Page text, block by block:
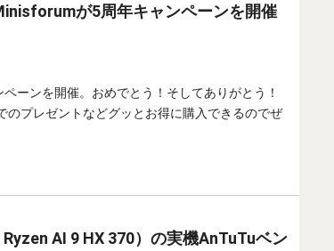
が5周年キャンペーンを開催
ーンを開催。おめでとう！そしてありがとう！
のプレゼントなどグッとお得に購入できるのでぜ
AI 9 HX 370）の実機AnTuTuベン